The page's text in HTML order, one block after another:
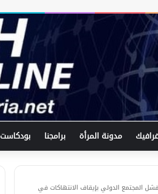
مدونة المرأة برامجنا بودكاست
المجتمع الدولي بإيقاف الانتهاكات في